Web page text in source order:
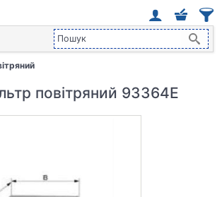
повітряний 93364E